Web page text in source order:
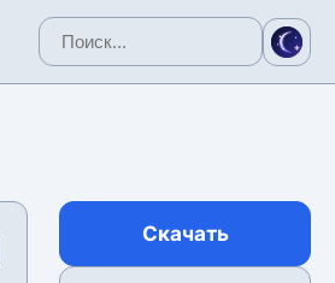
Скачать